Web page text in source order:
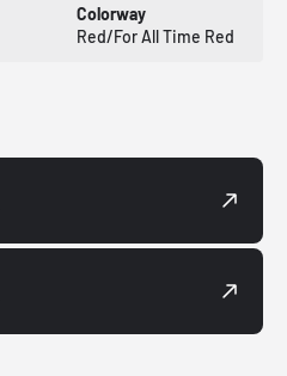
Colorway
Red/For All Time Red